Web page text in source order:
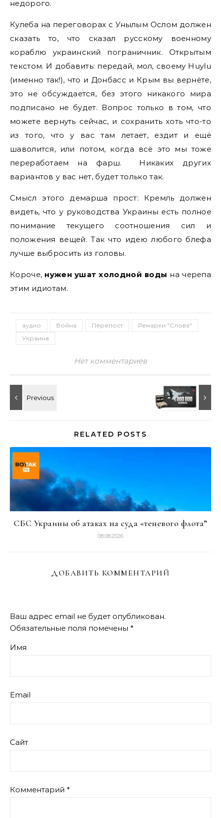
недорого.
Кулеба на переговорах с Унылым Ослом должен
сказать то, что сказал русскому военному
кораблю украинский пограничник. Открытым
текстом. И добавить: передай, мол, своему Huylu
(именно так!), что и Донбасс и Крым вы вернёте,
это не обсуждается, без этого никакого мира
подписано не будет. Вопрос только в том, что
можете вернуть сейчас, и сохранить хоть что-то
из того, что у вас там летает, ездит и ещё
шаволится, или потом, когда всё это мы тоже
переработаем на фарш. Никаких других
вариантов у вас нет, будет только так.
Смысл этого демарша прост: Кремль должен
видеть, что у руководства Украины есть полное
понимание текущего соотношения сил и
положения вещей. Так что идею любого блефа
лучше выбросить из головы.
Короче, нужен ушат холодной воды на черепа
этим идиотам.
аудио Война Перепост
Ремарки "Слова"
Украина
Нет комментариев
RELATED POSTS
СБС Украины об атаках на суда «теневого флота”
08.08.2026
ДОБАВИТЬ КОММЕНТАРИЙ
Ваш адрес email не будет опубликован.
Обязательные поля помечены *
Имя
Email
Сайт
Комментарий *